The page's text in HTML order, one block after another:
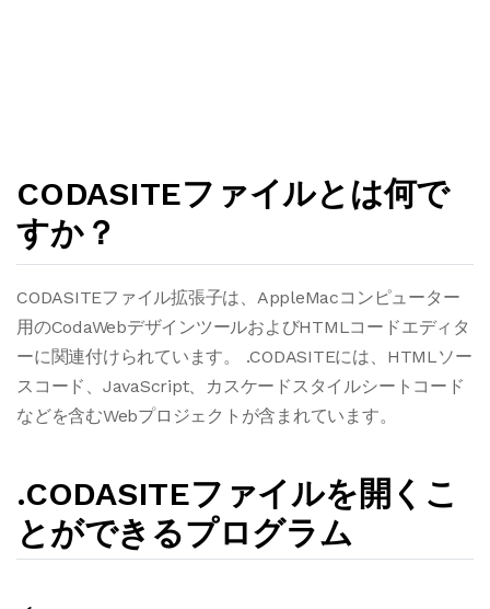
CODASITEファイルとは何で
すか？
CODASITEファイル拡張子は、AppleMacコンピューター
用のCodaWebデザインツールおよびHTMLコードエディタ
ーに関連付けられています。 .CODASITEには、HTMLソー
スコード、JavaScript、カスケードスタイルシートコード
などを含むWebプロジェクトが含まれています。
.CODASITEファイルを開くこ
とができるプログラム